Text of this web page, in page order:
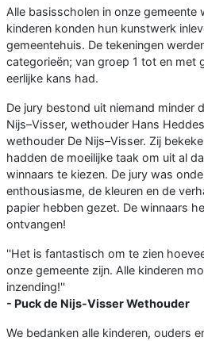
Alle basisscholen in onze gemeente
kinderen konden hun kunstwerk
gemeentehuis. De tekeningen
categorieën; van groep 1 tot en met
eerlijke kans had.
De jury bestond uit niemand minder
Nijs–Visser, wethouder Hans
wethouder De Nijs–Visser. Zij
hadden de moeilijke taak om uit al
winnaars te kiezen. De jury was
enthousiasme, de kleuren en de
papier hebben gezet. De winnaars
ontvangen!
''Het is fantastisch om te zien
onze gemeente zijn. Alle kinderen
inzending!''
- Puck de Nijs-Visser Wethouder
We bedanken alle kinderen, ouders